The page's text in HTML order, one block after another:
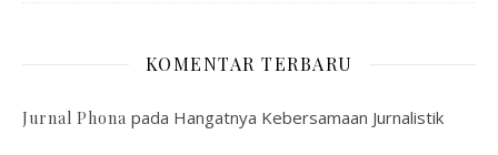
KOMENTAR TERBARU
Jurnal Phona pada Hangatnya Kebersamaan Jurnalistik